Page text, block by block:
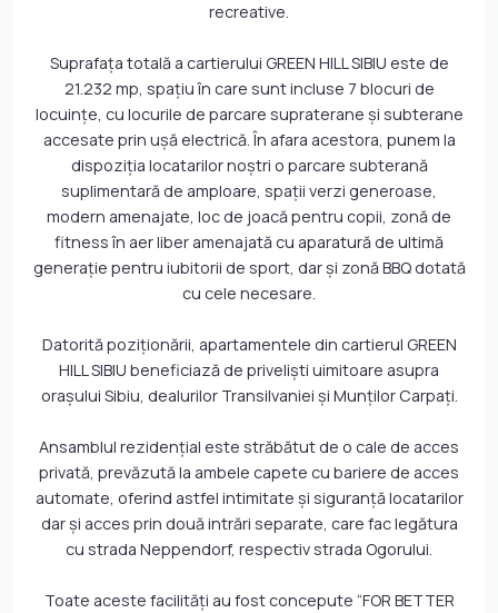
recreative.
Suprafaţa totală a cartierului GREEN HILL SIBIU este de
21.232 mp, spaţiu în care sunt incluse 7 blocuri de
locuinţe, cu locurile de parcare supraterane şi subterane
accesate prin uşă electrică. În afara acestora, punem la
dispoziţia locatarilor noştri o parcare subterană
suplimentară de amploare, spaţii verzi generoase,
modern amenajate, loc de joacă pentru copii, zonă de
fitness în aer liber amenajată cu aparatură de ultimă
generaţie pentru iubitorii de sport, dar şi zonă BBQ dotată
cu cele necesare.
Datorită poziţionării, apartamentele din cartierul GREEN
HILL SIBIU beneficiază de privelişti uimitoare asupra
oraşului Sibiu, dealurilor Transilvaniei şi Munţilor Carpaţi.
Ansamblul rezidenţial este străbătut de o cale de acces
privată, prevăzută la ambele capete cu bariere de acces
automate, oferind astfel intimitate şi siguranţă locatarilor
dar şi acces prin două intrări separate, care fac legătura
cu strada Neppendorf, respectiv strada Ogorului.
Toate aceste facilităţi au fost concepute “FOR BETTER